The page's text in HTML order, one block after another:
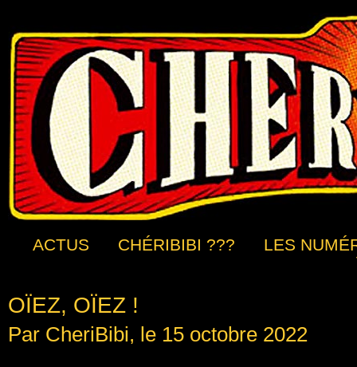
ACTUS CHÉRIBIBI ???
LES
OÏEZ, OÏEZ !
Par CheriBibi, le 15 octobre 2022